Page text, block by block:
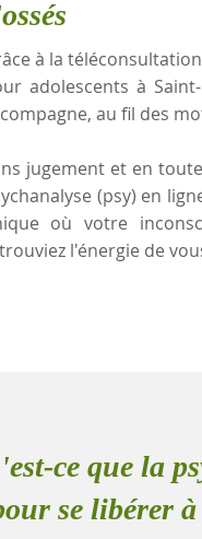
à la
adolescents à
au fil des
jugement et en
(psy) en
où votre
l'énergie de
ce que la
se libérer